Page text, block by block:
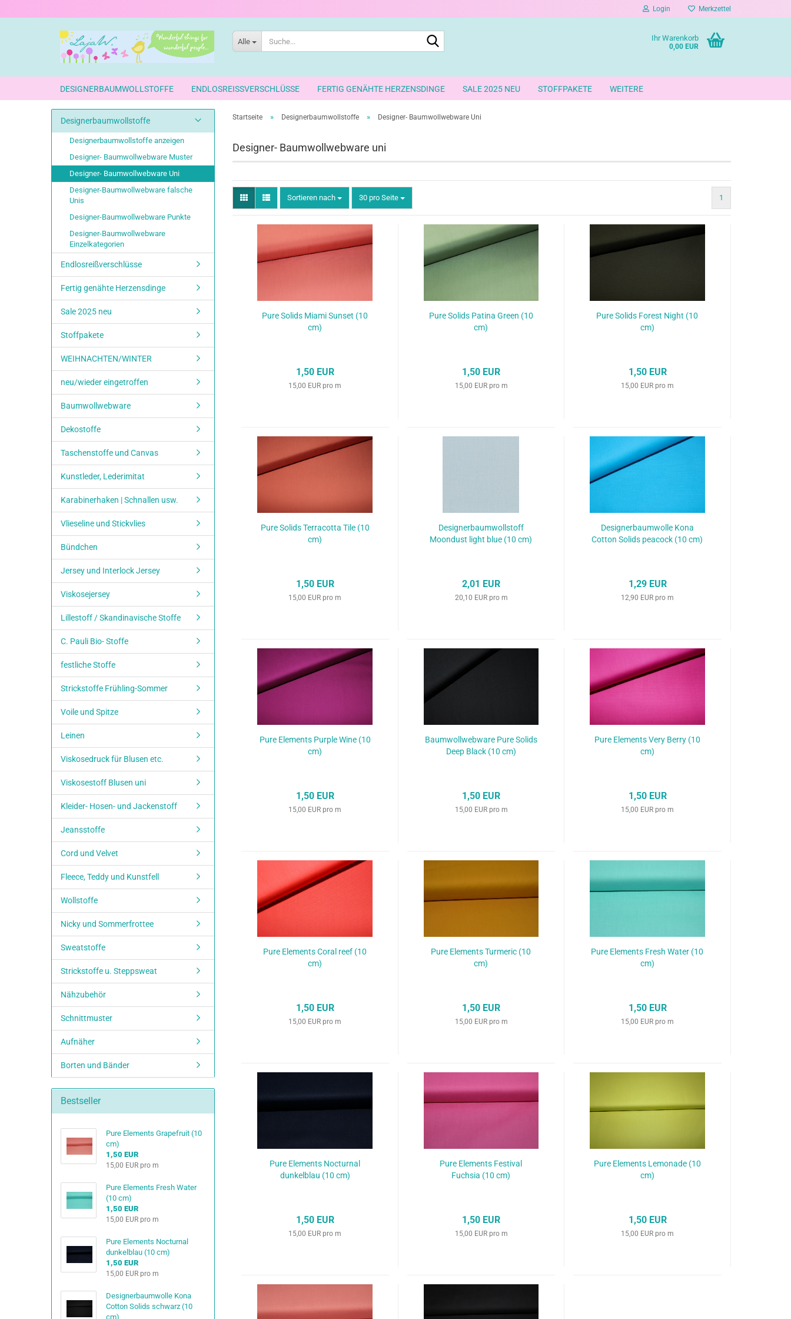
Login Merkzettel
Alle Ihr Warenkorb
0,00 EUR
DESIGNERBAUMWOLLSTOFFE ENDLOSREISSVERSCHLÜSSE FERTIG GENÄHTE HERZENSDINGE SALE 2025 NEU STOFFPAKETE WEITERE
Startseite » Designerbaumwollstoffe » Designer- Baumwollwebware Uni
Designer- Baumwollwebware uni
Sortieren nach
Sortieren nach 30 pro Seite
pro Seite 1
Pure Solids Miami Sunset (10
cm)
1,50 EUR
15,00 EUR pro m
Pure Solids Patina Green (10
cm)
1,50 EUR
15,00 EUR pro m
Pure Solids Forest Night (10
cm)
1,50 EUR
15,00 EUR pro m
Pure Solids Terracotta Tile (10
cm)
1,50 EUR
15,00 EUR pro m
Designerbaumwollstoff
Moondust light blue (10 cm)
2,01 EUR
20,10 EUR pro m
Designerbaumwolle Kona
Cotton Solids peacock (10 cm)
1,29 EUR
12,90 EUR pro m
Pure Elements Purple Wine (10
cm)
1,50 EUR
15,00 EUR pro m
Baumwollwebware Pure Solids
Deep Black (10 cm)
1,50 EUR
15,00 EUR pro m
Pure Elements Very Berry (10
cm)
1,50 EUR
15,00 EUR pro m
Pure Elements Coral reef (10
cm)
1,50 EUR
15,00 EUR pro m
Pure Elements Turmeric (10
cm)
1,50 EUR
15,00 EUR pro m
Pure Elements Fresh Water (10
cm)
1,50 EUR
15,00 EUR pro m
Pure Elements Nocturnal
dunkelblau (10 cm)
1,50 EUR
15,00 EUR pro m
Pure Elements Festival
Fuchsia (10 cm)
1,50 EUR
15,00 EUR pro m
Pure Elements Lemonade (10
cm)
1,50 EUR
15,00 EUR pro m
Designerbaumwollstoffe
Designerbaumwollstoffe anzeigen
Designer- Baumwollwebware Muster
Designer- Baumwollwebware Uni
Designer-Baumwollwebware falsche
Unis
Designer-Baumwollwebware Punkte
Designer-Baumwollwebware
Einzelkategorien
Endlosreißverschlüsse
Fertig genähte Herzensdinge
Sale 2025 neu
Stoffpakete
WEIHNACHTEN/WINTER
neu/wieder eingetroffen
Baumwollwebware
Dekostoffe
Taschenstoffe und Canvas
Kunstleder, Lederimitat
Karabinerhaken | Schnallen usw.
Vlieseline und Stickvlies
Bündchen
Jersey und Interlock Jersey
Viskosejersey
Lillestoff / Skandinavische Stoffe
C. Pauli Bio- Stoffe
festliche Stoffe
Strickstoffe Frühling-Sommer
Voile und Spitze
Leinen
Viskosedruck für Blusen etc.
Viskosestoff Blusen uni
Kleider- Hosen- und Jackenstoff
Jeansstoffe
Cord und Velvet
Fleece, Teddy und Kunstfell
Wollstoffe
Nicky und Sommerfrottee
Sweatstoffe
Strickstoffe u. Steppsweat
Nähzubehör
Schnittmuster
Aufnäher
Borten und Bänder
Bestseller
Pure Elements Grapefruit (10
cm)
1,50 EUR
15,00 EUR pro m
Pure Elements Fresh Water
(10 cm)
1,50 EUR
15,00 EUR pro m
Pure Elements Nocturnal
dunkelblau (10 cm)
1,50 EUR
15,00 EUR pro m
Designerbaumwolle Kona
Cotton Solids schwarz (10
cm)